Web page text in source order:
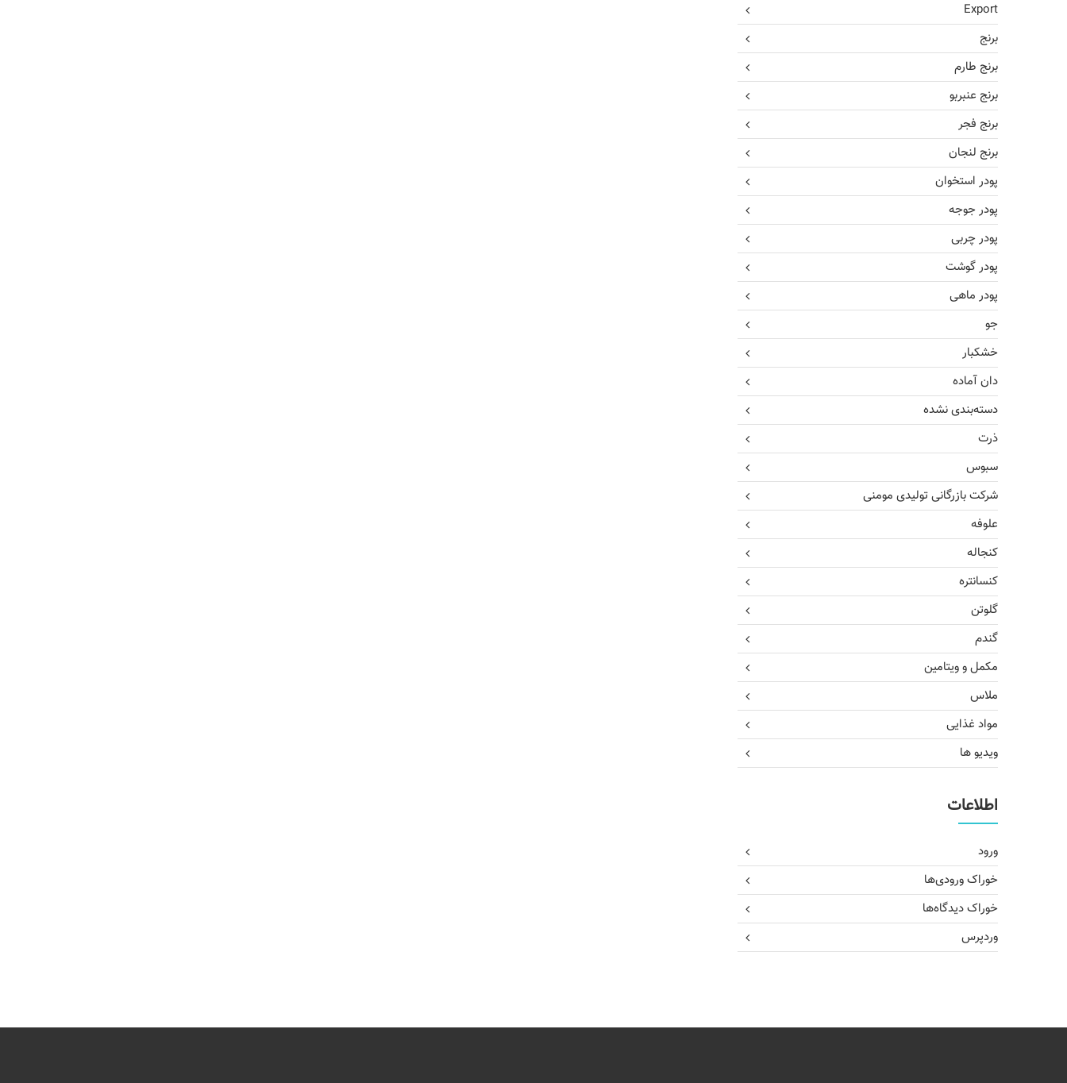
Export
برنج
برنج طارم
برنج عنبربو
برنج فجر
برنج لنجان
پودر استخوان
پودر جوجه
پودر چربی
پودر گوشت
پودر ماهی
جو
خشکبار
دان آماده
دسته‌بندی نشده
ذرت
سبوس
شرکت بازرگانی تولیدی مومنی
علوفه
کنجاله
کنسانتره
گلوتن
گندم
مکمل و ویتامین
ملاس
مواد غذایی
ویدیو ها
اطلاعات
ورود
خوراک ورودی‌ها
خوراک دیدگاه‌ها
وردپرس